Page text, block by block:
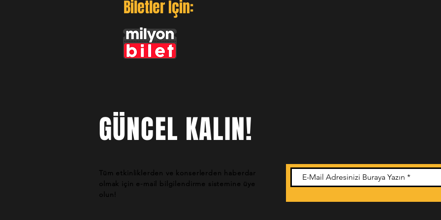
Biletler İçin:
GÜNCEL KALIN!
Tüm etkinliklerden ve konserlerden haberdar
olmak için e-mail bilgilendirme sistemine üye
olun!